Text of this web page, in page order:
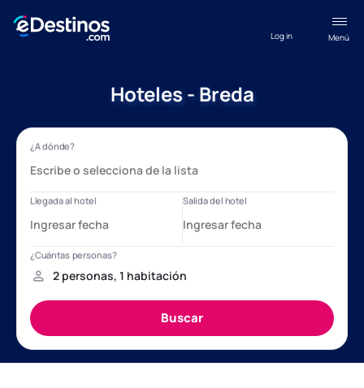
Menú
Log in
Hoteles - Breda